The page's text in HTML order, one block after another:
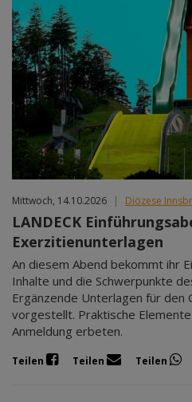
Mittwoch, 14.10.2026 | Diözese
LANDECK
Exerzitienunterlagen
An diesem Abend bekommt ihr
Inhalte und die Schwerpunkte
Ergänzende Unterlagen für den
vorgestellt. Praktische
Anmeldung erbeten.
Teilen Teilen Teilen